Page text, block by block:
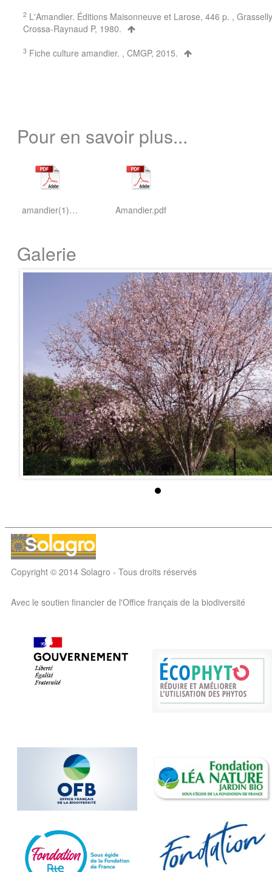
2L'Amandier. Éditions Maisonneuve et Larose, 446 p. ,
Crossa-Raynaud P, 1980.
3Fiche culture amandier. , CMGP, 2015.
Pour en savoir plus...
amandier(1).pdf Amandier.pdf
Galerie
Copyright © 2014 Solagro - Tous droits réservés
Avec le soutien financier de l'Office français de la biodiversité